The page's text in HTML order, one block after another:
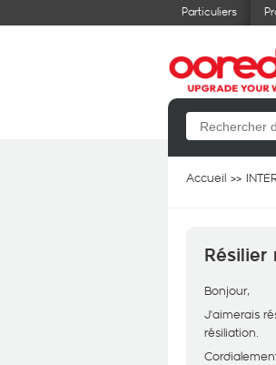
Particuliers
Accueil
Résilier
Bonjour,
J'aimerais
résiliation.